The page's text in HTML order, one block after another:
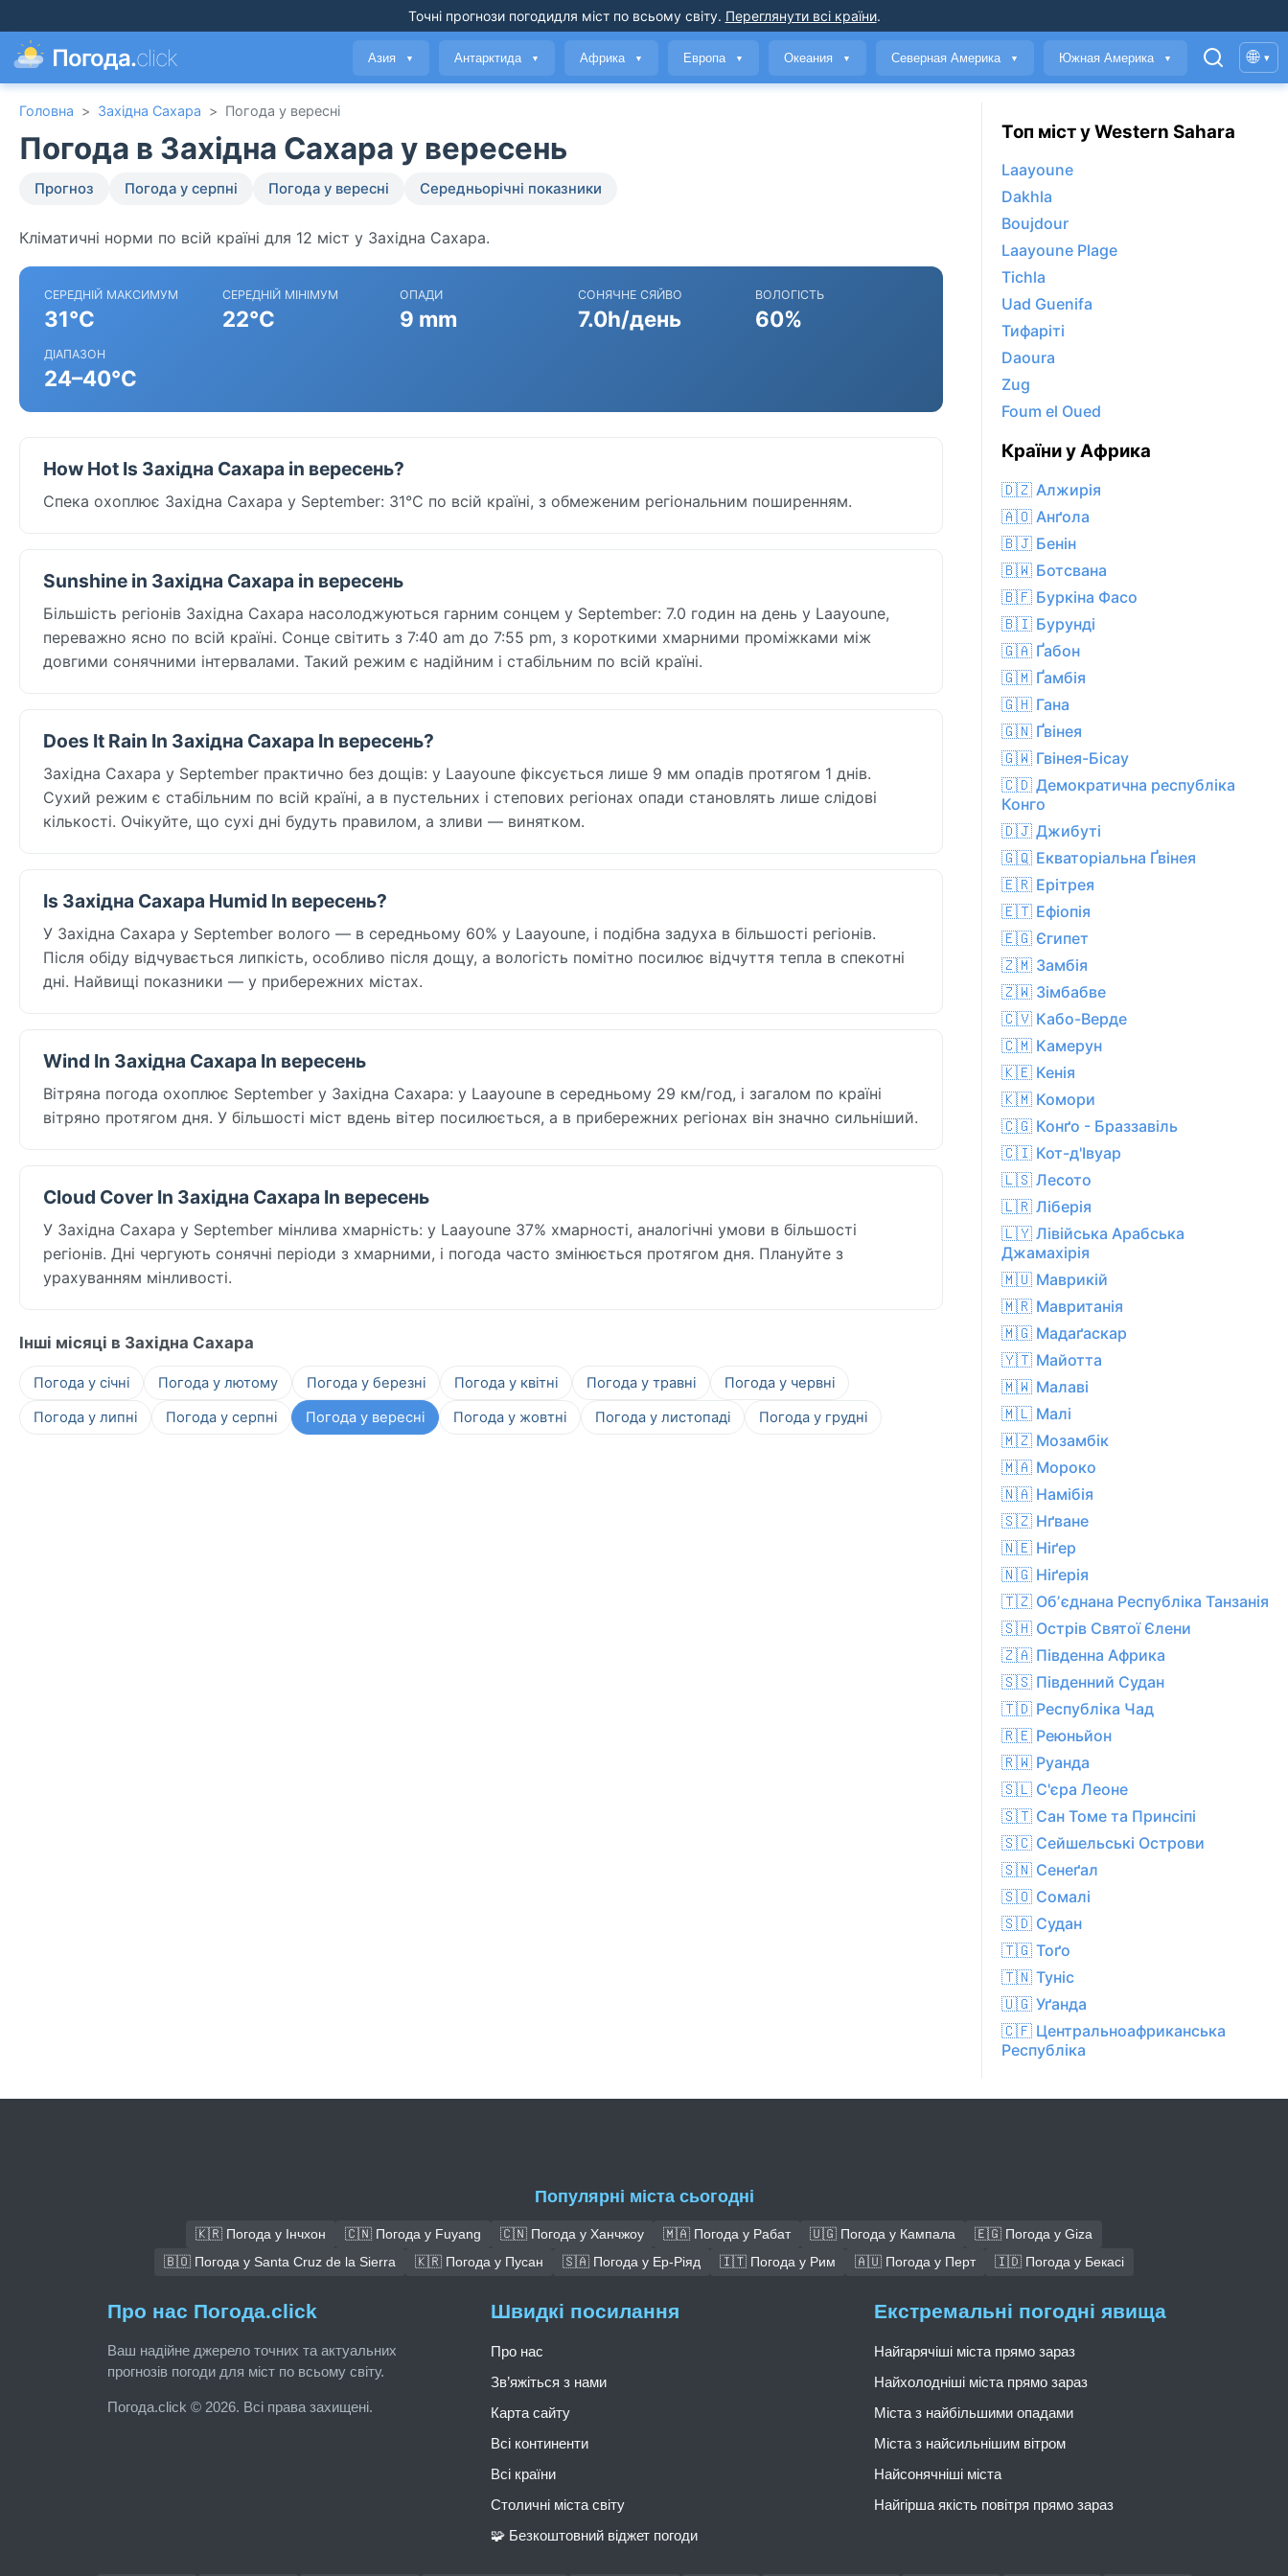
Точні прогнози погодидля міст по всьому світу. Переглянути всі країни.
Погода.click Азия ▼ Антарктида ▼ Африка ▼ Европа ▼ Океания ▼ Северная Америка ▼ Южная Америка ▼ 🌐 ▾
Головна > Західна Сахара > Погода у вересні
Погода в Західна Сахара у вересень
Прогноз Погода у серпні Погода у вересні Середньорічні показники
Кліматичні норми по всій країні для 12 міст у Західна Сахара.
СЕРЕДНІЙ МАКСИМУМ
31°C
СЕРЕДНІЙ МІНІМУМ
22°C
ОПАДИ
9 mm
СОНЯЧНЕ СЯЙВО
7.0h/день
ВОЛОГІСТЬ
60%
ДІАПАЗОН
24–40°C
How Hot Is Західна Сахара in вересень?
Спека охоплює Західна Сахара у September: 31°C по всій країні, з обмеженим регіональним поширенням.
Sunshine in Західна Сахара in вересень
Більшість регіонів Західна Сахара насолоджуються гарним сонцем у September: 7.0 годин на день у Laayoune,
переважно ясно по всій країні. Сонце світить з 7:40 am до 7:55 pm, з короткими хмарними проміжками між
довгими сонячними інтервалами. Такий режим є надійним і стабільним по всій країні.
Does It Rain In Західна Сахара In вересень?
Західна Сахара у September практично без дощів: у Laayoune фіксується лише 9 мм опадів протягом 1 днів.
Сухий режим є стабільним по всій країні, а в пустельних і степових регіонах опади становлять лише слідові
кількості. Очікуйте, що сухі дні будуть правилом, а зливи — винятком.
Is Західна Сахара Humid In вересень?
У Західна Сахара у September волого — в середньому 60% у Laayoune, і подібна задуха в більшості регіонів.
Після обіду відчувається липкість, особливо після дощу, а вологість помітно посилює відчуття тепла в спекотні
дні. Найвищі показники — у прибережних містах.
Wind In Західна Сахара In вересень
Вітряна погода охоплює September у Західна Сахара: у Laayoune в середньому 29 км/год, і загалом по країні
вітряно протягом дня. У більшості міст вдень вітер посилюється, а в прибережних регіонах він значно сильніший.
Cloud Cover In Західна Сахара In вересень
У Західна Сахара у September мінлива хмарність: у Laayoune 37% хмарності, аналогічні умови в більшості
регіонів. Дні чергують сонячні періоди з хмарними, і погода часто змінюється протягом дня. Плануйте з
урахуванням мінливості.
Інші місяці в Західна Сахара
Погода у січні Погода у лютому Погода у березні Погода у квітні Погода у травні
Погода у червні
Погода у липні
Погода у серпні Погода у вересні Погода у жовтні Погода у листопаді Погода у грудні
Топ міст у Western Sahara
Laayoune
Dakhla
Boujdour
Laayoune Plage
Tichla
Uad Guenifa
Тифаріті
Daoura
Zug
Foum el Oued
Країни у Африка
🇩🇿 Алжирія
🇦🇴 Анґола
🇧🇯 Бенін
🇧🇼 Ботсвана
🇧🇫 Буркіна Фасо
🇧🇮 Бурунді
🇬🇦 Ґабон
🇬🇲 Ґамбія
🇬🇭 Гана
🇬🇳 Ґвінея
🇬🇼 Гвінея-Бісау
🇨🇩 Демократична республіка
Конго
🇩🇯 Джибуті
🇬🇶 Екваторіальна Ґвінея
🇪🇷 Ерітрея
🇪🇹 Ефіопія
🇪🇬 Єгипет
🇿🇲 Замбія
🇿🇼 Зімбабве
🇨🇻 Кабо-Верде
🇨🇲 Камерун
🇰🇪 Кенія
🇰🇲 Комори
🇨🇬 Конґо - Браззавіль
🇨🇮 Кот-д'Івуар
🇱🇸 Лесото
🇱🇷 Ліберія
🇱🇾 Лівійська Арабська
Джамахірія
🇲🇺 Маврикій
🇲🇷 Мавританія
🇲🇬 Мадаґаскар
🇾🇹 Майотта
🇲🇼 Малаві
🇲🇱 Малі
🇲🇿 Мозамбік
🇲🇦 Мороко
🇳🇦 Намібія
🇸🇿 Нґване
🇳🇪 Ніґер
🇳🇬 Ніґерія
🇹🇿 Обʼєднана Республіка Танзанія
🇸🇭 Острів Святої Єлени
🇿🇦 Південна Африка
🇸🇸 Південний Судан
🇹🇩 Республіка Чад
🇷🇪 Реюньйон
🇷🇼 Руанда
🇸🇱 С'єра Леоне
🇸🇹 Сан Томе та Принсіпі
🇸🇨 Сейшельські Острови
🇸🇳 Сенеґал
🇸🇴 Сомалі
🇸🇩 Судан
🇹🇬 Тоґо
🇹🇳 Туніс
🇺🇬 Уґанда
🇨🇫 Центральноафриканська
Республіка
Популярні міста сьогодні
🇰🇷 Погода у Інчхон 🇨🇳 Погода у Fuyang 🇨🇳 Погода у Ханчжоу 🇲🇦 Погода у Рабат 🇺🇬 Погода у Кампала
🇪🇬 Погода у Giza
🇧🇴 Погода у Santa Cruz de la Sierra
🇰🇷 Погода у Пусан 🇸🇦 Погода у Ер-Ріяд 🇮🇹 Погода у Рим 🇦🇺 Погода у Перт 🇮🇩 Погода у Бекасі
Про нас Погода.click
Ваш надійне джерело точних та актуальних
прогнозів погоди для міст по всьому світу.
Погода.click © 2026. Всі права захищені.
Швидкі посилання
Про нас
Зв’яжіться з нами
Карта сайту
Всі континенти
Всі країни
Столичні міста світу
🧩 Безкоштовний віджет погоди
Екстремальні погодні явища
Найгарячіші міста прямо зараз
Найхолодніші міста прямо зараз
Міста з найбільшими опадами
Міста з найсильнішим вітром
Найсонячніші міста
Найгірша якість повітря прямо зараз